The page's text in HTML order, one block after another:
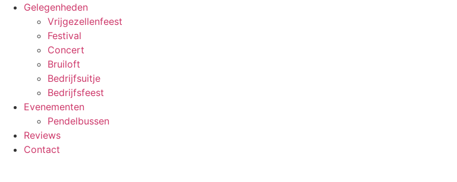
Gelegenheden
Vrijgezellenfeest
Festival
Concert
Bruiloft
Bedrijfsuitje
Bedrijfsfeest
Evenementen
Pendelbussen
Reviews
Contact